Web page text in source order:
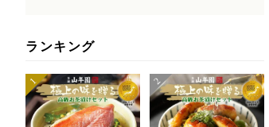
ランキング